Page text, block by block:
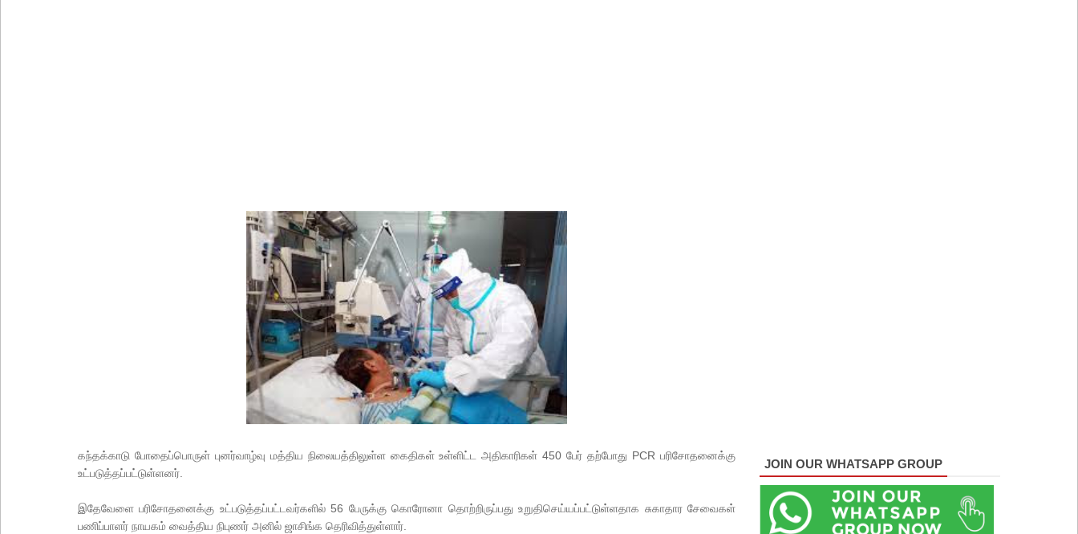
கந்தக்காடு போதைப்பொருள் புனர்வாழ்வு மத்திய நிலையத்திலுள்ள கைதிகள் உள்ளிட்ட அதிகாரிகள்450பேர் தற்போது PCRபரிசோதனைக்கு
உட்படுத்தப்பட்டுள்ளனர்.
இதேவேளை பரிசோதனைக்கு உட்படுத்தப்பட்டவர்களில் 56 பேருக்கு கொரோனா தொற்றிருப்பது உறுதிசெய்யப்பட்டுள்ளதாக சுகாதார சேவைகள்
பணிப்பாளர் நாயகம் வைத்திய நிபுணர் அனில் ஜாசிங்க தெரிவித்துள்ளார்.
JOIN OUR WHATSAPP GROUP